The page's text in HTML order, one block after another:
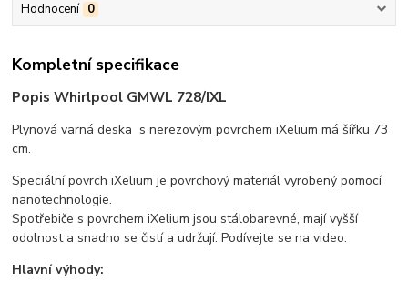
Hodnocení 0
Kompletní specifikace
Popis Whirlpool GMWL 728/IXL
Plynová varná deska s nerezovým povrchem iXelium má šířku 73
cm.
Speciální povrch iXelium je povrchový materiál vyrobený pomocí
nanotechnologie.
Spotřebiče s povrchem iXelium jsou stálobarevné, mají vyšší
odolnost a snadno se čistí a udržují. Podívejte se na video.
Hlavní výhody: